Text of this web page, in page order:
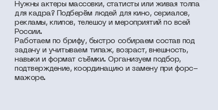
Нужны актеры массовки, статисты или живая толпа
для кадра? Подберём людей для кино, сериалов,
рекламы, клипов, телешоу и мероприятий по всей
России.
Работаем по брифу, быстро собираем состав под
задачу и учитываем типаж, возраст, внешность,
навыки и формат съёмки. Организуем подбор,
подтверждение, координацию и замену при форс-
мажоре.